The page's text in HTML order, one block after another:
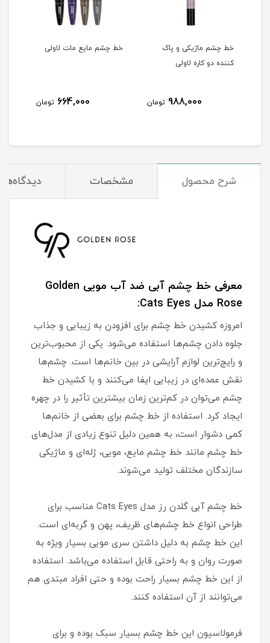
خط چشم ماژیکی و پاک
کننده دو کاره لاولی
988,000 تومان
خط چشم مایع مات لاولی
664,000 تومان
شرح محصول مشخصات دیدگاه‌ها
معرفی خط چشم آبی ضد آب مویی Golden
Rose مدل Cats Eyes:
امروزه کشیدن خط چشم برای افزودن به زیبایی و جذاب
جلوه دادن چشم‌ها استفاده می‌شود. یکی از محبوب‌ترین
و رایج‌ترین لوازم آرایشی در بین خانم‌ها است. چشم‌ها
نقش عمده‌ای در زیبایی ایفا می‌کنند و با کشیدن خط
چشم می‌توان در کم‌ترین زمان بیشترین تأثیر را در چهره
ایجاد کرد. استفاده از خط چشم برای بعضی از خانم‌ها
کمی دشوار است، به همین دلیل تنوع زیادی از مدل‌های
خط چشم مانند خط چشم مایع، مویی، ژله‌ای و ماژیکی
سازندگان مختلف تولید می‌شوند.
خط چشم آبی گلدن رز مدل Cats Eyes مناسب برای
طراحی انواع خط چشم‌های ظریف، پهن و گربه‌ای است.
این خط چشم به دلیل داشتن سری مویی بسیار ویژه به
صورت روان و به راحتی قابل استفاده می‌باشد. استفاده
از این خط چشم بسیار راحت بوده و حتی افراد مبتدی هم
می‌توانند از آن استفاده کنند.
فرمولاسیون این خط چشم بسیار سبک بوده و برای